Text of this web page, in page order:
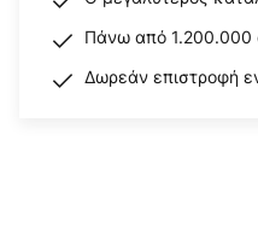
Πάνω από 1.200.000
Δωρεάν επιστροφή